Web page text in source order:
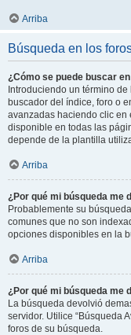
Arriba
Búsqueda en los
¿Cómo se puede buscar
Introduciendo un término
buscador del índice, foro o
avanzadas haciendo clic en
disponible en todas las
depende de la plantilla
Arriba
¿Por qué mi búsqueda me
Probablemente su
comunes que no son
opciones disponibles en la
Arriba
¿Por qué mi búsqueda me
La búsqueda devolvió
servidor. Utilice “Búsqueda
foros de su búsqueda.